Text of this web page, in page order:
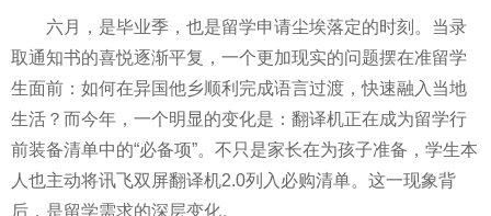
六月，是毕业季，也是留学申请尘埃落定的时刻。当录
取通知书的喜悦逐渐平复，一个更加现实的问题摆在准留学
生面前：如何在异国他乡顺利完成语言过渡，快速融入当地
生活？而今年，一个明显的变化是：翻译机正在成为留学行
前装备清单中的“必备项”。不只是家长在为孩子准备，学生本
人也主动将讯飞双屏翻译机2.0列入必购清单。这一现象背
后，是留学需求的深层变化。